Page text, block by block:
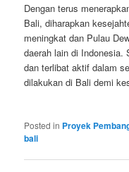
Dengan terus
Bali, diharapkan
meningkat dan Pulau
daerah lain di Indonesia.
dan terlibat aktif dalam
dilakukan di Bali demi
Posted in Proyek
bali